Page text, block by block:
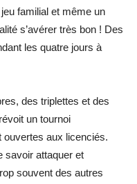
familial et même un
s’avérer très bon ! Des
les quatre jours à
des triplettes et des
un tournoi
ouvertes aux licenciés.
savoir attaquer et
souvent des autres